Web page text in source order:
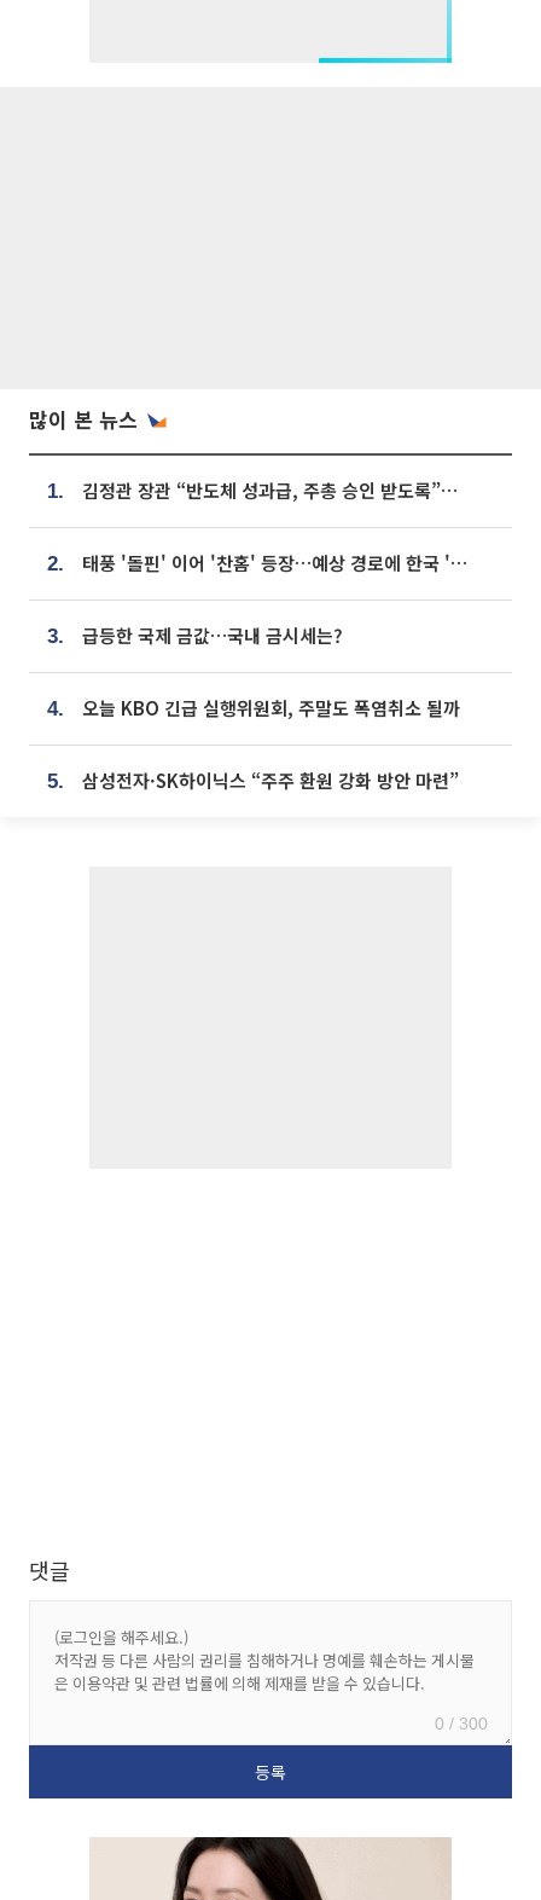
많이 본 뉴스
1. 김정관 장관 “반도체 성과급, 주총 승인 받도록”…상법·자본시장법 개정 시사
2. 태풍 '돌핀' 이어 '찬홈' 등장…예상 경로에 한국 '한숨'
3. 급등한 국제 금값…국내 금시세는?
4. 오늘 KBO 긴급 실행위원회, 주말도 폭염취소 될까
5. 삼성전자·SK하이닉스 “주주 환원 강화 방안 마련”
댓글
0 / 300